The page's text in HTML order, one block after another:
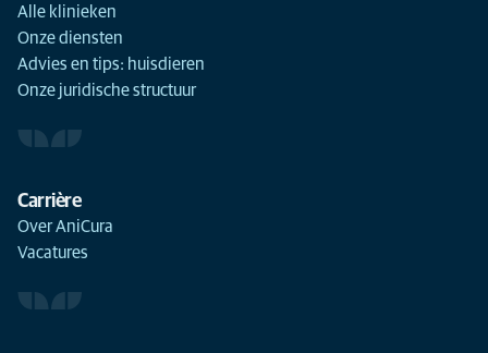
Alle klinieken
Onze diensten
Advies en tips: huisdieren
Onze juridische structuur
Carrière
Over AniCura
Vacatures